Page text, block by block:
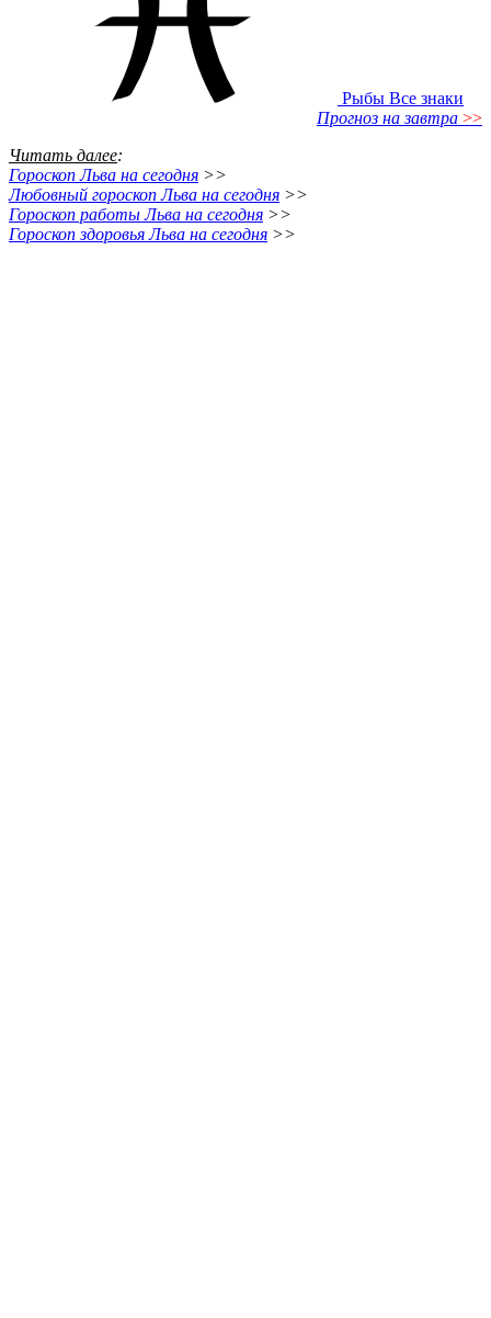
Рыбы Все знаки
Прогноз на завтра >>
Читать далее:
Гороскоп Льва на сегодня >>
Любовный гороскоп Льва на сегодня >>
Гороскоп работы Льва на сегодня >>
Гороскоп здоровья Льва на сегодня >>